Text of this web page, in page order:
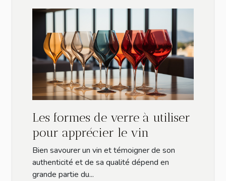
Les formes de verre à utiliser
pour apprécier le vin
Bien savourer un vin et témoigner de son
authenticité et de sa qualité dépend en
grande partie du...